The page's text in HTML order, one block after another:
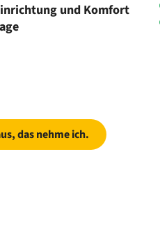
und Komfort
das nehme ich.